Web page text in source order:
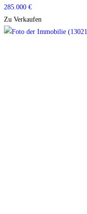
285.000 €
Zu Verkaufen